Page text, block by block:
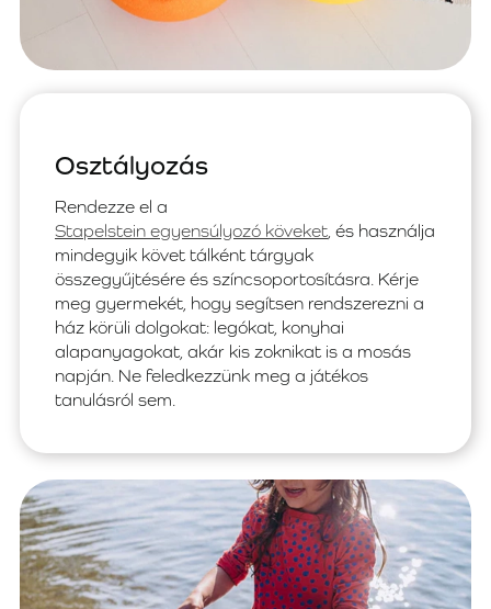
Osztályozás
Rendezze el a
Stapelstein egyensúlyozó köveket , és használja
mindegyik követ tálként tárgyak
összegyűjtésére és színcsoportosításra. Kérje
meg gyermekét, hogy segítsen rendszerezni a
ház körüli dolgokat: legókat, konyhai
alapanyagokat, akár kis zoknikat is a mosás
napján. Ne feledkezzünk meg a játékos
tanulásról sem.